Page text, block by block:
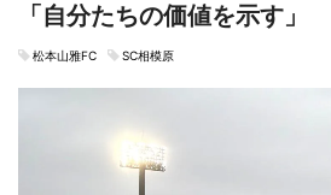
「自分たちの価値を示す」
松本山雅FC SC相模原